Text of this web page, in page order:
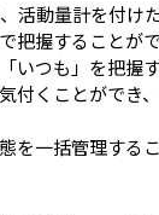
活動量計を付け
把握することがで
いつも」を把握す
付くことができ
を一括管理する